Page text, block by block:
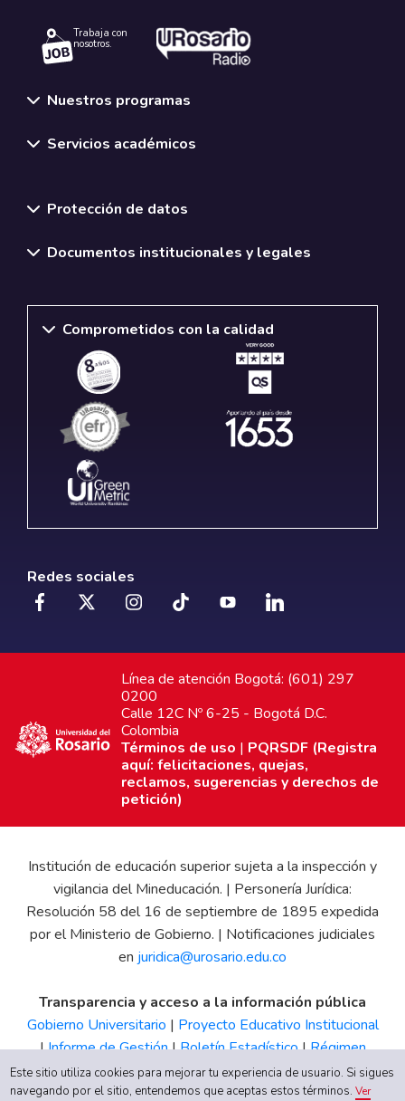
Trabaja con
nosotros.
Nuestros programas
Servicios académicos
Protección de datos
Documentos institucionales y legales
Comprometidos con la calidad
Redes sociales
Línea de atención Bogotá: (601) 297
0200
Calle 12C Nº 6-25 - Bogotá D.C.
Colombia
Términos de uso | PQRSDF (Registra
aquí: felicitaciones, quejas,
reclamos, sugerencias y derechos de
petición)
Institución de educación superior sujeta a la inspección y
vigilancia del Mineducación. | Personería Jurídica:
Resolución 58 del 16 de septiembre de 1895 expedida
por el Ministerio de Gobierno. | Notificaciones judiciales
en juridica@urosario.edu.co
Transparencia y acceso a la información pública
Gobierno Universitario | Proyecto Educativo Institucional
|Informe de Gestión|Boletín Estadístico|Régimen
Tributario|Estados Financieros |Código de Ética| Canal
de Integridad UR
Este sitio utiliza cookies para mejorar tu experiencia de usuario. Si sigues
navegando por el sitio, entendemos que aceptas estos términos.Ver